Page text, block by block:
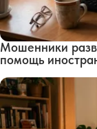
Мошенники
помощь